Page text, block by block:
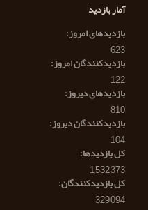
آمار بازدید
بازدیدهای امروز:
623
بازدیدکنندگان امروز:
122
بازدیدهای دیروز:
810
بازدیدکنندگان دیروز:
104
کل بازدیدها:
1,532,373
کل بازدیدکنند‌گان:
329,094